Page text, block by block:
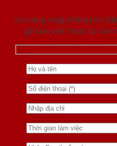
Vui lòng nhập thông tin
gỡ làm việc hoăc tư vấn